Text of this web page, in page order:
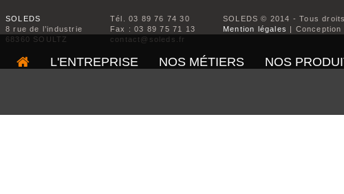
L'ENTREPRISE NOS MÉTIERS NOS
SOLEDS
8 rue de l’industrie
68360 SOULTZ
Tél. 03 89 76 74 30
Fax : 03 89 75 71 13
contact@soleds.fr
SOLEDS © 2014 - Tous
Mention légales |